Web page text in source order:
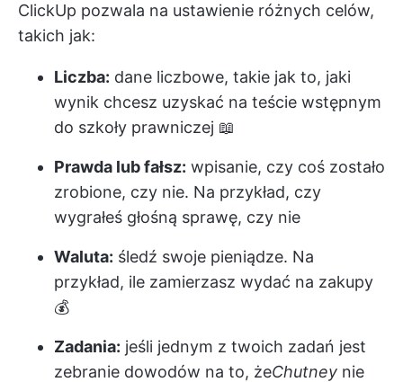
ClickUp pozwala na ustawienie różnych celów,
takich jak:
Liczba: dane liczbowe, takie jak to, jaki
wynik chcesz uzyskać na teście wstępnym
do szkoły prawniczej 📖
Prawda lub fałsz: wpisanie, czy coś zostało
zrobione, czy nie. Na przykład, czy
wygrałeś głośną sprawę, czy nie
Waluta: śledź swoje pieniądze. Na
przykład, ile zamierzasz wydać na zakupy
💰
Zadania: jeśli jednym z twoich zadań jest
zebranie dowodów na to, żeChutney nie